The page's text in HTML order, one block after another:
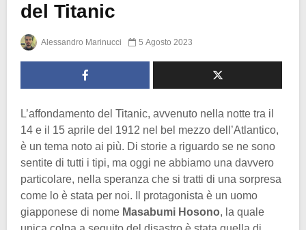
del Titanic
Alessandro Marinucci 5 Agosto 2023
L’affondamento del Titanic, avvenuto nella notte tra il
14 e il 15 aprile del 1912 nel bel mezzo dell’Atlantico,
è un tema noto ai più. Di storie a riguardo se ne sono
sentite di tutti i tipi, ma oggi ne abbiamo una davvero
particolare, nella speranza che si tratti di una sorpresa
come lo è stata per noi. Il protagonista è un uomo
giapponese di nome Masabumi Hosono, la quale